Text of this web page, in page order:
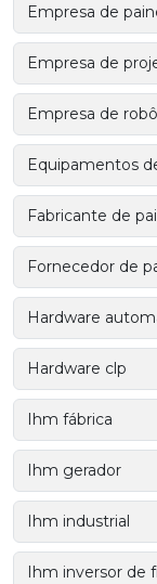
Empresa de
Empresa de
Empresa de
Equipamentos
Fabricante de
Fornecedor de
Hardware
Hardware clp
Ihm fábrica
Ihm gerador
Ihm industrial
Ihm inversor de